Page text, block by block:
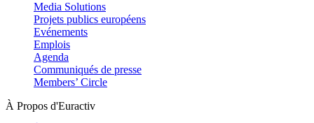
Media Solutions
Projets publics européens
Evénements
Emplois
Agenda
Communiqués de presse
Members’ Circle
À Propos d'Euractiv